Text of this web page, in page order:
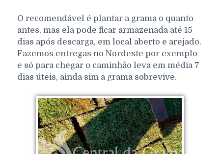
O recomendável é plantar a grama o quanto
antes, mas ela pode ficar armazenada até 15
dias após descarga, em local aberto e arejado.
Fazemos entregas no Nordeste por exemplo
e só para chegar o caminhão leva em média 7
dias úteis, ainda sim a grama sobrevive.